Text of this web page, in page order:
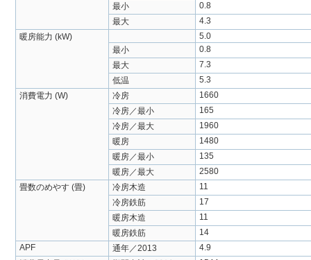
最小
0.8
最大
4.3
暖房能力 (kW)
5.0
最小
0.8
最大
7.3
低温
5.3
消費電力 (W)
冷房
1660
冷房／最小
165
冷房／最大
1960
暖房
1480
暖房／最小
135
暖房／最大
2580
畳数のめやす (畳)
冷房木造
11
冷房鉄筋
17
暖房木造
11
暖房鉄筋
14
APF
通年／2013
4.9